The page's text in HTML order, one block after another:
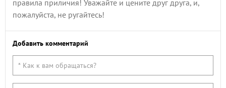
правила приличия! Уважайте и цените друг друга, и,
пожалуйста, не ругайтесь!
Добавить комментарий